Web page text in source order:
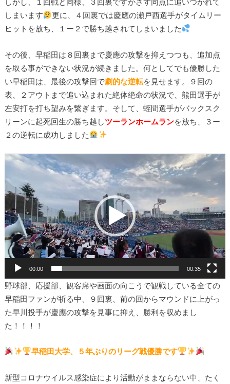
しまいます
更に、４回裏では慶應の瀬戸西選手がタイムリー
ヒットを放ち、１ー２で勝ち越されてしまいました
その後、早稲田は８回裏まで慶應の攻撃を抑えつつも、追加点
を取る事ができない状況が続きました。何としてでも優勝した
い早稲田は、最後の攻撃回で劇的な逆転を見せます。９回の
表、２アウトまで追い込まれた絶体絶命の状況で、熊田選手が
左安打を打ち望みを繋ぎます。そして、蛭間選手がバックスク
リーンに起死回生の勝ち越しツーランホームランを放ち、３ー
２の逆転に成功しました
動
プ
レ
ー
ヤ
ー
00:00 00:35
野球部、応援部、観客席や画面の向こうで観戦している全ての
早稲田ファンが祈る中、９回裏、前の回からマウンドに上がっ
た早川投手が慶應の攻撃を見事に抑え、勝利を収めまし
た！！！！
早稲田大学、５年ぶりのリーグ戦優勝です
新型コロナウイルス感染症により活動がままならない中、たく